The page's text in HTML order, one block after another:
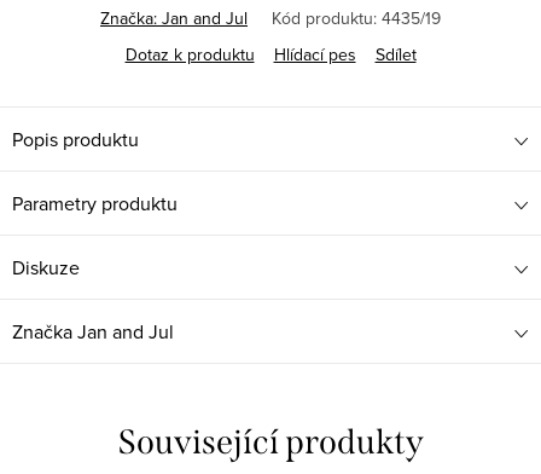
Značka: Jan and Jul Kód produktu: 4435/19
Dotaz k produktu
Hlídací pes Sdílet
Popis produktu
Parametry produktu
Diskuze
ZnačkaJan and Jul
Související produkty